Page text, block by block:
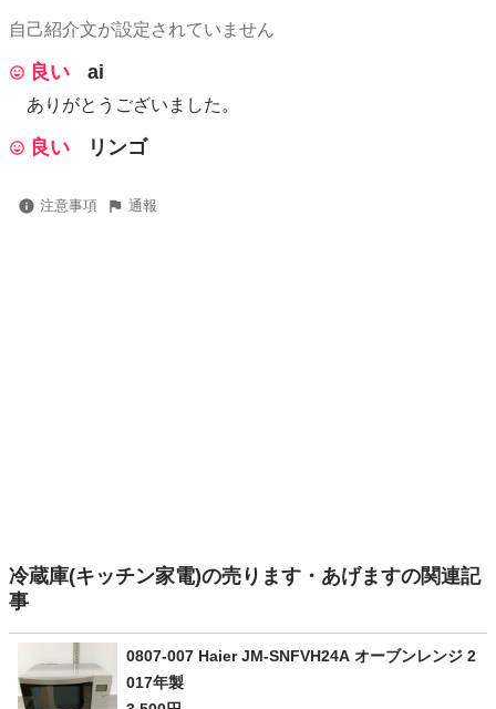
自己紹介文が設定されていません
良い ai
ありがとうございました。
良い リンゴ
注意事項 通報
冷蔵庫(キッチン家電)の売ります・あげますの関連記
事
0807-007 Haier JM-SNFVH24A オーブンレンジ 2
017年製